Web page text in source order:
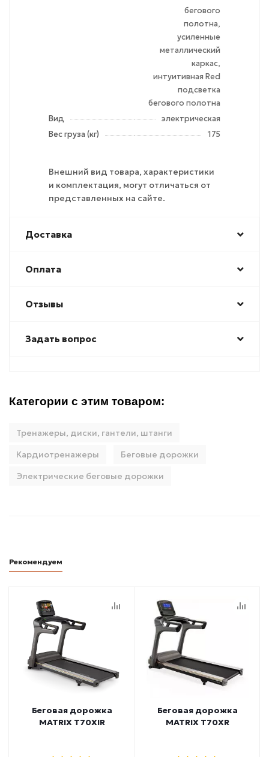
бегового
полотна,
усиленные
металлический
каркас,
интуитивная Red
подсветка
бегового полотна
Вид
электрическая
Вес груза (кг)
175
Внешний вид товара, характеристики
и комплектация, могут отличаться от
представленных на сайте.
Доставка
Оплата
Отзывы
Задать вопрос
Категории с этим товаром:
Тренажеры, диски, гантели, штанги
Кардиотренажеры
Беговые дорожки
Электрические беговые дорожки
Рекомендуем
Беговая дорожка
MATRIX T70XIR
Беговая дорожка
MATRIX T70XR